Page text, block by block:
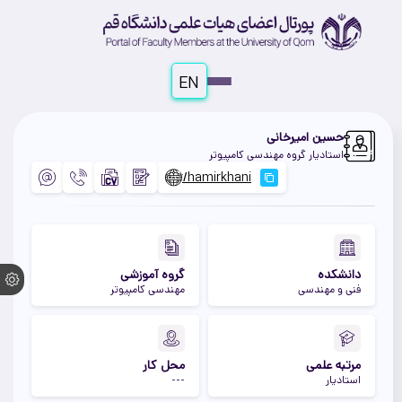
EN
حسین امیرخانی
استادیار گروه مهندسی کامپیوتر
دانشکده
فنی و مهندسی
گروه آموزشی
مهندسی کامپیوتر
مرتبه علمی
استادیار
محل کار
---